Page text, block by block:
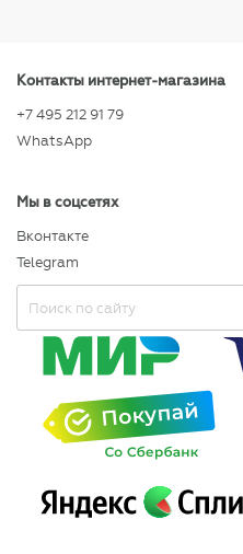
Контакты интернет-магазина
+7 495 212 91 79
WhatsApp
Мы в соцсетях
Вконтакте
Telegram